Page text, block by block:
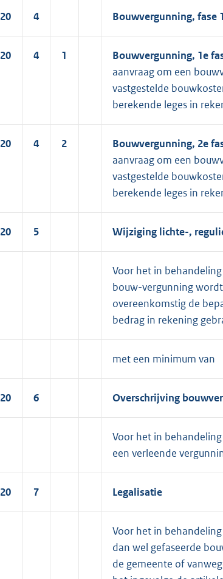
20 4 Bouwvergunning, fase
20 4 1 Bouwvergunning, 1e
aanvraag om een
vastgestelde
berekende leges in
20 4 2 Bouwvergunning, 2e
aanvraag om een
vastgestelde
berekende leges in
20 5 Wijziging lichte-,
Voor het in
bouw-vergunning
overeenkomstig de
bedrag in rekening
met een minimum van
20 6 Overschrijving
Voor het in
een verleende
20 7 Legalisatie
Voor het in
dan wel gefaseerde
de gemeente of